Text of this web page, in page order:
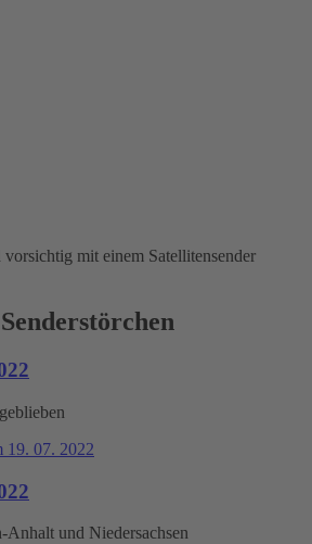
19. 07. 2022
Anhalt und Niedersachsen